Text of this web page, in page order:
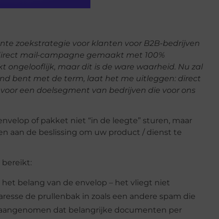
zoekstrategie voor klanten voor B2B-bedrijven
mail-campagne gemaakt met 100%
ongelooflijk, maar dit is de ware waarheid. Nu zal
bent met de term, laat het me uitleggen: direct
een doelsegment van bedrijven die voor ons
of pakket niet “in de leegte” sturen, maar
aan de beslissing om uw product / dienst te
bereikt:
belang van de envelop – het vliegt niet
de prullenbak in zoals een andere spam die
dat belangrijke documenten per